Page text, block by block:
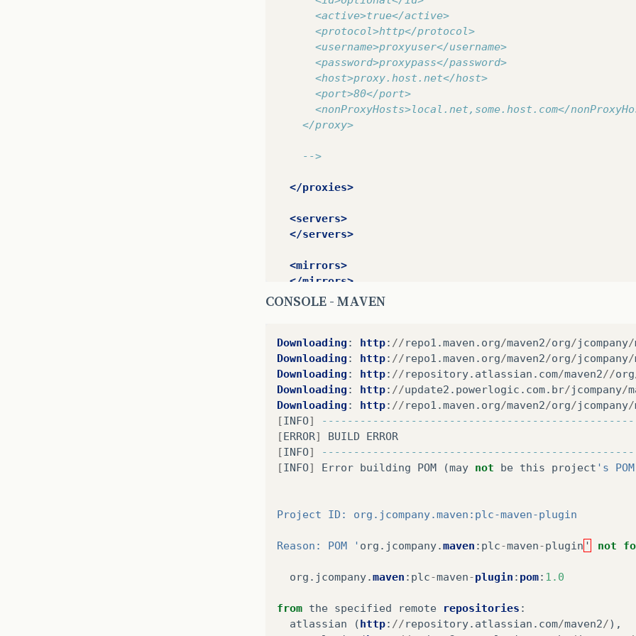
      <active>true</active>
      <protocol>http</protocol>
      <username>proxyuser</username>
      <password>proxypass</password>
      <host>proxy.host.net</host>
      <port>80</port>
<nonProxyHosts>local.net,some.host.com</
    </proxy>
    -->
</proxies>
<servers>
</servers>
<mirrors>
</mirrors>
<id>
jcompany</id>
<repositories>
<repository>
<id>maven2</id>
<url>http://repo1.maven.org/maven2</url>
<releases>
<updatePolicy> never </updatePolicy>
<checksumPolicy>warn</
<enabled>false</enabled>
<checksumPolicy>warn</
</repository>
<id>atlassian</id>
<url>http://repository.atlassian.com/
CONSOLE - MAVEN
Downloading : http: //repo1 .maven . org/maven2/org/jcompany/
Downloading : http: //repo1 .maven . org/maven2/org/jcompany/
Downloading : http: //repository. atlassian . com/maven2//org
Downloading : http: //update2 . powerlogic . com. br/jcompany/
Downloading : http: //repo1 .maven . org/maven2/org/jcompany/
[INFO]
[ERROR] BUILD
ERROR
[INFO]
[INFO] Error building POM (may not be this project 's
Project ID: org.jcompany.maven:plc-maven-plugin
Reason: POM ' org . jcompany.maven : plc-maven-plugin ' not
org . jcompany.maven : plc-maven-plugin : pom: 1.0
from the specified remote repositories :
atlassian
(http: //repository. atlassian . com/maven2/),